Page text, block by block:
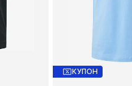
КУПОН